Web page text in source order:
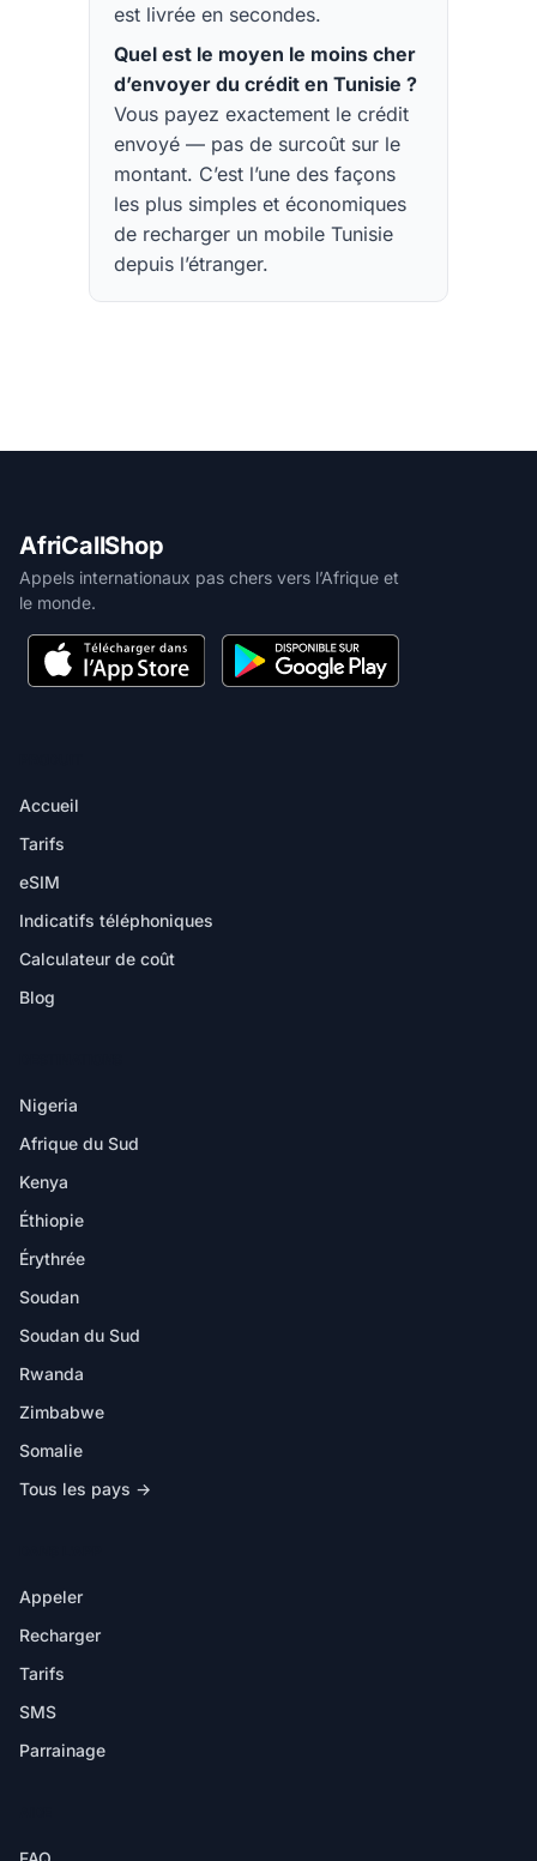
est livrée en secondes.
Quel est le moyen le moins cher
d’envoyer du crédit en Tunisie ?
Vous payez exactement le crédit
envoyé — pas de surcoût sur le
montant. C’est l’une des façons
les plus simples et économiques
de recharger un mobile Tunisie
depuis l’étranger.
AfriCallShop
Appels internationaux pas chers vers l’Afrique et
le monde.
Accueil
Tarifs
eSIM
Indicatifs téléphoniques
Calculateur de coût
Blog
Nigeria
Afrique du Sud
Kenya
Éthiopie
Érythrée
Soudan
Soudan du Sud
Rwanda
Zimbabwe
Somalie
Tous les pays →
Appeler
Recharger
Tarifs
SMS
Parrainage